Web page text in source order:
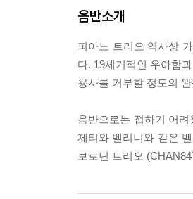
음반소개
피아노 트리오 역사상
다. 19세기적인 우아함
용사를 거부할 정도의
음반으로는 접하기 어
제티와 벨리니와 같은
보로딘 트리오